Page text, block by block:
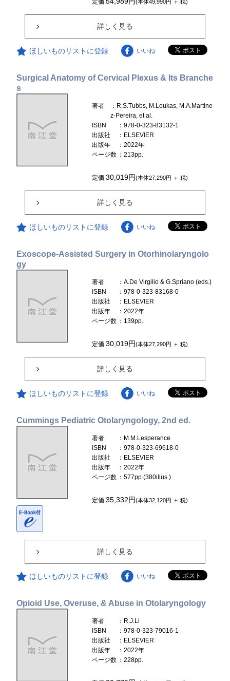
(本体49,990円 ＋ 税)
詳しく見る
ほしいものリストに登録 いいね
Surgical Anatomy of Cervical Plexus & Its Branche
s
著者
：R.S.Tubbs, M.Loukas, M.A.Martine
z-Pereira, et al.
ISBN
：978-0-323-83132-1
出版社
：ELSEVIER
出版年
：2022年
ページ数 ：213pp.
定価30,019円(本体27,290円 ＋ 税)
詳しく見る
ほしいものリストに登録 いいね
Exoscope-Assisted Surgery in Otorhinolaryngolo
gy
著者
：A.De Virgilio & G.Spriano (eds.)
ISBN
：978-0-323-83168-0
出版社
：ELSEVIER
出版年
：2022年
ページ数 ：139pp.
定価30,019円(本体27,290円 ＋ 税)
詳しく見る
ほしいものリストに登録 いいね
Cummings Pediatric Otolaryngology, 2nd ed.
著者
：M.M.Lesperance
ISBN
：978-0-323-69618-0
出版社
：ELSEVIER
出版年
：2022年
ページ数 ：577pp.(380illus.)
定価35,332円(本体32,120円 ＋ 税)
詳しく見る
ほしいものリストに登録 いいね
Opioid Use, Overuse, & Abuse in Otolaryngology
著者
：R.J.Li
ISBN
：978-0-323-79016-1
出版社
：ELSEVIER
出版年
：2022年
ページ数 ：228pp.